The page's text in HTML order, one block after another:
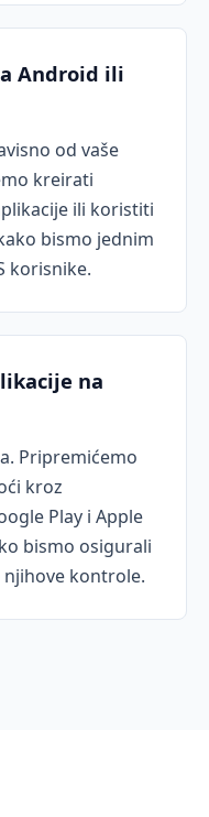
Android ili
od vaše
kreirati
ili koristiti
bismo jednim
korisnike.
na
Pripremićemo
kroz
Play i Apple
bismo osigurali
kontrole.